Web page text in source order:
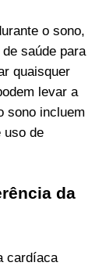
o sono,
saúde para
quaisquer
levar a
sono incluem
uso de
da
cardíaca